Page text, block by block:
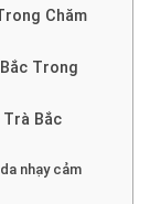
Chăm
Trong
Trà Bắc
nhạy cảm